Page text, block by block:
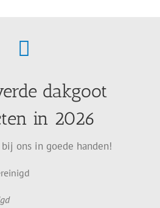
dakgoot
in 2026
ons in goede handen!